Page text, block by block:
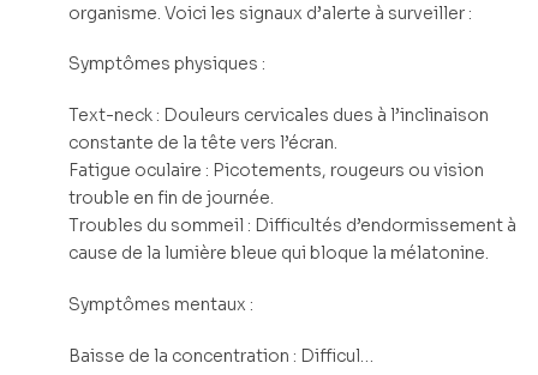
organisme. Voici les signaux d’alerte à surveiller :
Symptômes physiques :
Text-neck : Douleurs cervicales dues à l’inclinaison
constante de la tête vers l’écran.
Fatigue oculaire : Picotements, rougeurs ou vision
trouble en fin de journée.
Troubles du sommeil : Difficultés d’endormissement à
cause de la lumière bleue qui bloque la mélatonine.
Symptômes mentaux :
Baisse de la concentration : Difficul…